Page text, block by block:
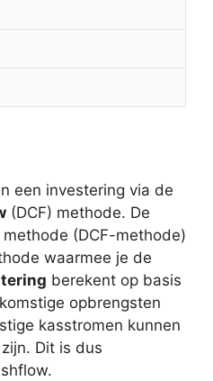
een investering via de
(DCF) methode. De
(DCF-methode)
waarmee je de
berekent op basis
opbrengsten
kasstromen kunnen
Dit is dus